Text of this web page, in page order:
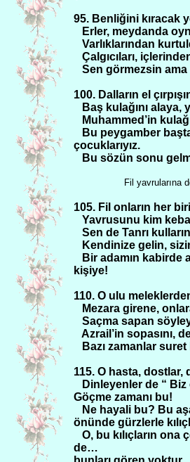
95. Benliğini kıracak
Erler, meydanda
Varlıklarından
Çalgıcıları,
Sen görmezsin ama
100. Dalların el
Baş kulağını
Muhammed’in
Bu peygamber
çocuklarıyız.
Bu sözün sonu
Fil yavrularına
105. Fil onların her
Yavrusunu kim
Sen de Tanrı
Kendinize gelin,
Bir adamın kabirde
kişiye!
110. O ulu
Mezara girene,
Saçma sapan
Azrail’in sopasını,
Bazı zamanlar
115. O hasta, dostlar,
Dinleyenler de “
Göçme zamanı bu!
Ne hayali bu? Bu
önünde gürzlerle
O, bu kılıçların
de…